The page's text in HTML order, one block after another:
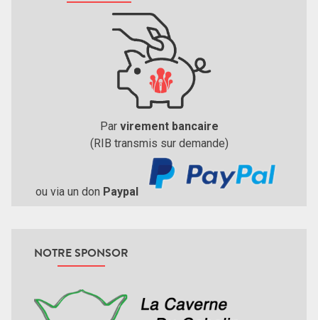
Par virement bancaire
(RIB transmis sur demande)
ou via un don Paypal
NOTRE SPONSOR